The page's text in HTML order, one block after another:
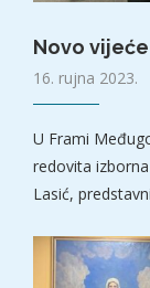
Novo
16. rujna 2023.
U Frami
redovita
Lasić,